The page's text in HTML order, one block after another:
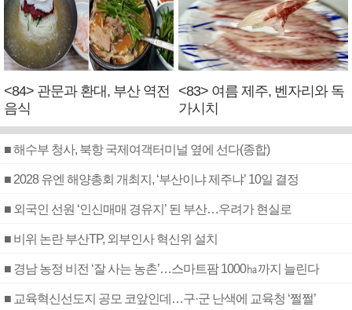
<84> 관문과 환대, 부산 역전
음식
<83> 여름 제주, 벤자리와 독
가시치
■ 해수부 청사, 북항 국제여객터미널 옆에 선다(종합)
■ 2028 유엔 해양총회 개최지, ‘부산이냐 제주냐’ 10일 결정
■ 외국인 선원 ‘인신매매 경유지’ 된 부산…우려가 현실로
■ 비위 논란 부산TP, 외부인사 혁신위 설치
■ 경남 농정 비전 ‘잘 사는 농촌’…스마트팜 1000㏊까지 늘린다
■ 교육혁신선도지 공모 코앞인데…구·군 난색에 교육청 ‘쩔쩔’